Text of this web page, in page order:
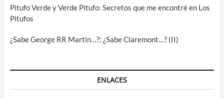
Pitufo Verde y Verde Pitufo: Secretos que me encontré en Los
Pitufos
¿Sabe George RR Martin…?: ¿Sabe Claremont…? (II)
ENLACES